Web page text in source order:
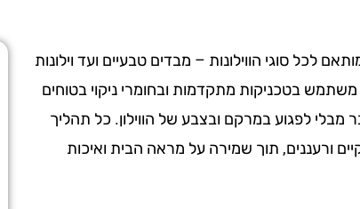
לכל סוגי הווילונות – מבדים טבעיים ועד וילונות
משתמש בטכניקות מתקדמות ובחומרי ניקוי בטוחים
לפגוע במרקם ובצבע של הווילון. כל תהליך
ורעננים, תוך שמירה על מראה הבית ואיכות